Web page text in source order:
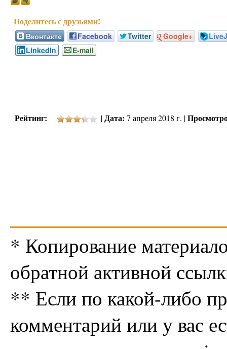
Вконтакте Facebook Twitter Google+
LinkedIn
E-mail
Рейтинг: |Дата: 7 апреля 2018 г. |
* Копирование
обратной активной
** Если по какой-либо
комментарий или у вас